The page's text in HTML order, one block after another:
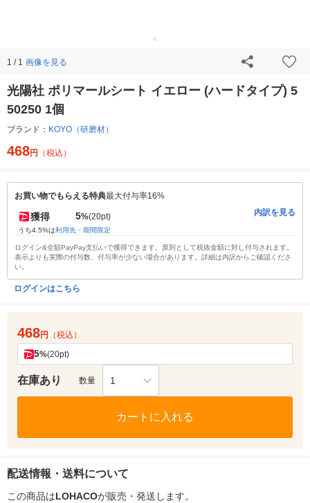
1 / 1 画像を見る
光陽社 ポリマールシート イエロー (ハードタイプ) 5
50250 1個
ブランド： KOYO（研磨材）
468円 （税込）
お買い物でもらえる特典最大付与率16%
獲得 5%(20pt)
うち4.5%は利用先・期間限定
内訳を見る
ログイン&全額PayPay支払いで獲得できます。原則として税抜金額に対し付与されます。
表示よりも実際の付与数、付与率が少ない場合があります。詳細は内訳からご確認くださ
い。
ログインはこちら
468円 （税込）
5%(20pt)
在庫あり 数量 1
カートに入れる
配送情報・送料について
この商品はLOHACOが販売・発送します。